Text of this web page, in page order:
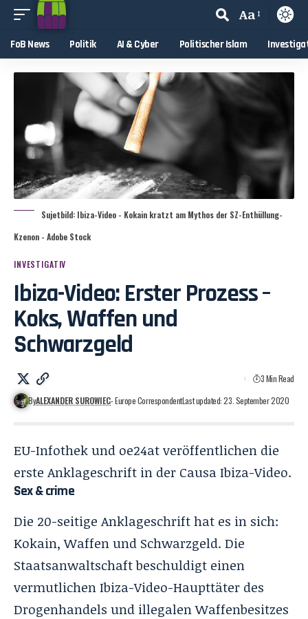
Aa
FoB News Politik AI & Cyber Politischer Islam
Sujetbild: Ibiza-Video - Kokain kratzt am Mythos der SZ-Enthüllung-
Kzenon - Adobe Stock
INVESTIGATIV
Ibiza-Video: Erster Prozess –
Koks, Waffen und
Schwarzgeld
ByALEXANDER SUROWIEC- Europe CorrespondentLast updated: 23. September 2020
3 Min Read
EU-Infothekund oe24atveröffentlichen die
erste Anklageschrift in der Causa Ibiza-Video.
Sex & crime
Die 20-seitige Anklageschrift hat es in sich:
Kokain, Waffen und Schwarzgeld. Die
Staatsanwaltschaft beschuldigt einen
vermutlichen Ibiza-Video-Haupttäter des
Drogenhandels und illegalen Waffenbesitzes